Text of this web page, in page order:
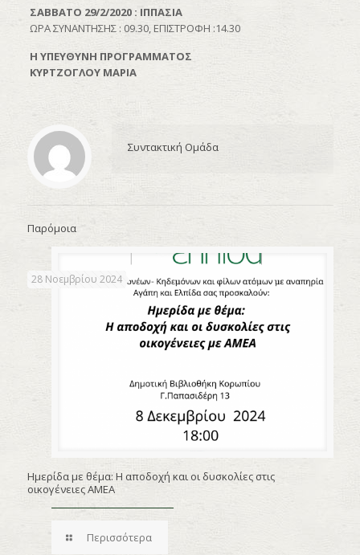
ΣΑΒΒΑΤΟ 29/2/2020 : ΙΠΠΑΣΙΑ
ΩΡΑ ΣΥΝΑΝΤΗΣΗΣ : 09.30, ΕΠΙΣΤΡΟΦΗ :14.30
Η ΥΠΕΥΘΥΝΗ ΠΡΟΓΡΑΜΜΑΤΟΣ
ΚΥΡΤΖΟΓΛΟΥ ΜΑΡΙΑ
Συντακτική Ομάδα
Παρόμοια
28 Νοεμβρίου 2024
Ημερίδα με θέμα: Η αποδοχή και οι δυσκολίες στις
οικογένειες ΑΜΕΑ
Περισσότερα